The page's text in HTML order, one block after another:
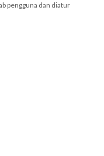
pengguna dan diatur